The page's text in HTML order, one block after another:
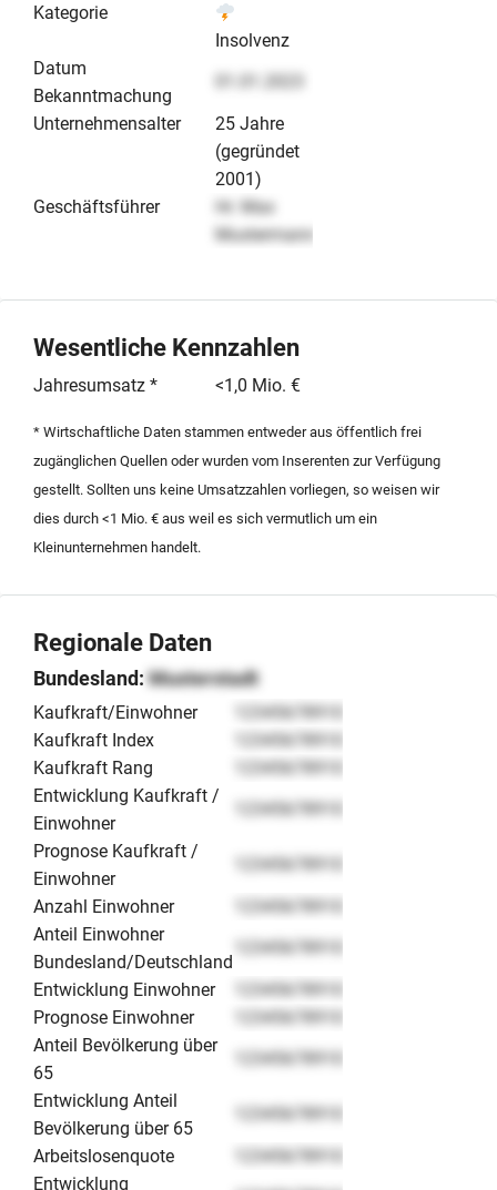
Kategorie
Insolvenz
Datum
Bekanntmachung
Unternehmensalter
25 Jahre
(gegründet
2001)
Geschäftsführer
Hr. Max
Mustermann
Wesentliche Kennzahlen
Jahresumsatz * <1,0 Mio. €
* Wirtschaftliche Daten stammen entweder aus öffentlich frei
zugänglichen Quellen oder wurden vom Inserenten zur Verfügung
gestellt. Sollten uns keine Umsatzzahlen vorliegen, so weisen wir
dies durch <1 Mio. € aus weil es sich vermutlich um ein
Kleinunternehmen handelt.
Regionale Daten
Bundesland: Musterstadt
Kaufkraft/Einwohner
12345678910
Kaufkraft Index
12345678910
Kaufkraft Rang
12345678910
Entwicklung Kaufkraft /
Einwohner
12345678910
Prognose Kaufkraft /
Einwohner
12345678910
Anzahl Einwohner
12345678910
Anteil Einwohner
Bundesland/Deutschland
12345678910
Entwicklung Einwohner
12345678910
Prognose Einwohner
12345678910
Anteil Bevölkerung über
65
12345678910
Entwicklung Anteil
Bevölkerung über 65
12345678910
Arbeitslosenquote
12345678910
Entwicklung